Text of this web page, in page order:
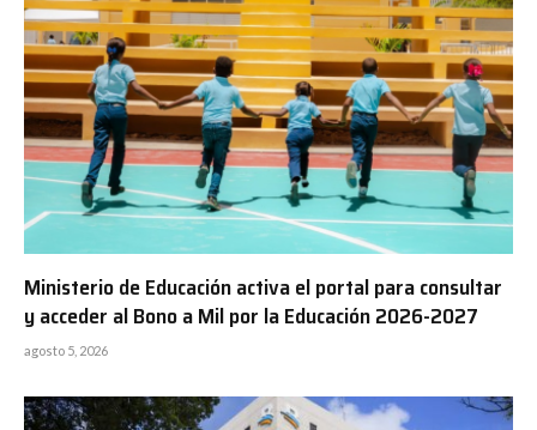
Ministerio de Educación activa el portal para consultar
y acceder al Bono a Mil por la Educación 2026-2027
agosto 5, 2026